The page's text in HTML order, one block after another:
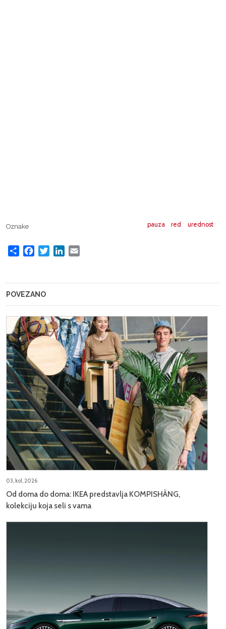
Oznake pauza red urednost
Share FacebookTwitterLinkedIn
POVEZANO
03, kol, 2026
Od doma do doma: IKEA predstavlja KOMPISHÄNG,
kolekciju koja seli s vama